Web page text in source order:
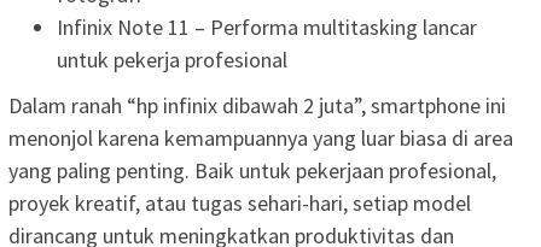
Infinix Note 11 – Performa multitasking lancar
untuk pekerja profesional
Dalam ranah “hp infinix dibawah 2 juta”, smartphone ini
menonjol karena kemampuannya yang luar biasa di area
yang paling penting. Baik untuk pekerjaan profesional,
proyek kreatif, atau tugas sehari-hari, setiap model
dirancang untuk meningkatkan produktivitas dan